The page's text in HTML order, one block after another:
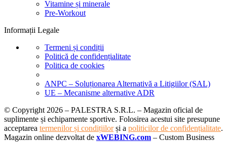
Vitamine și minerale
Pre-Workout
Informații Legale
Termeni și condiții
Politică de confidențialitate
Politica de cookies
ANPC – Soluționarea Alternativă a Litigiilor (SAL)
UE – Mecanisme alternative ADR
© Copyright 2026 – PALESTRA S.R.L. – Magazin oficial de
suplimente și echipamente sportive. Folosirea acestui site presupune
acceptarea termenilor și condițiilorși a politicilor de confidențialitate.
Magazin online dezvoltat de xWEBING.com – Custom Business